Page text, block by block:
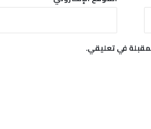
في تعليقي.